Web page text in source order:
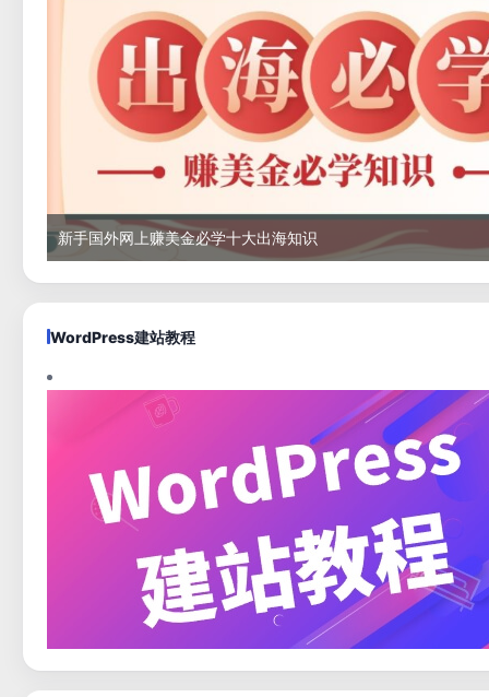
新手国外网上赚美金必学十大出海知识
WordPress建站教程